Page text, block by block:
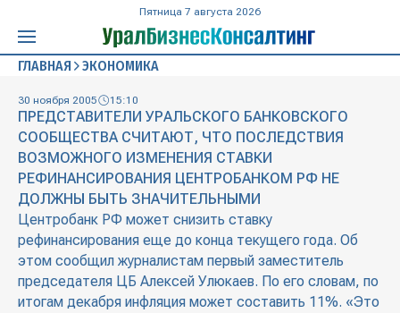
Пятница 7 августа 2026
ГЛАВНАЯ ЭКОНОМИКА
30 ноября 2005 15:10
ПРЕДСТАВИТЕЛИ УРАЛЬСКОГО БАНКОВСКОГО
СООБЩЕСТВА СЧИТАЮТ, ЧТО ПОСЛЕДСТВИЯ
ВОЗМОЖНОГО ИЗМЕНЕНИЯ СТАВКИ
РЕФИНАНСИРОВАНИЯ ЦЕНТРОБАНКОМ РФ НЕ
ДОЛЖНЫ БЫТЬ ЗНАЧИТЕЛЬНЫМИ
Центробанк РФ может снизить ставку
рефинансирования еще до конца текущего года. Об
этом сообщил журналистам первый заместитель
председателя ЦБ Алексей Улюкаев. По его словам, по
итогам декабря инфляция может составить 11%. «Это